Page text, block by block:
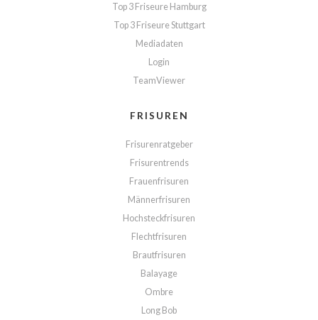
Top 3 Friseure Hamburg
Top 3 Friseure Stuttgart
Mediadaten
Login
TeamViewer
FRISUREN
Frisurenratgeber
Frisurentrends
Frauenfrisuren
Männerfrisuren
Hochsteckfrisuren
Flechtfrisuren
Brautfrisuren
Balayage
Ombre
Long Bob